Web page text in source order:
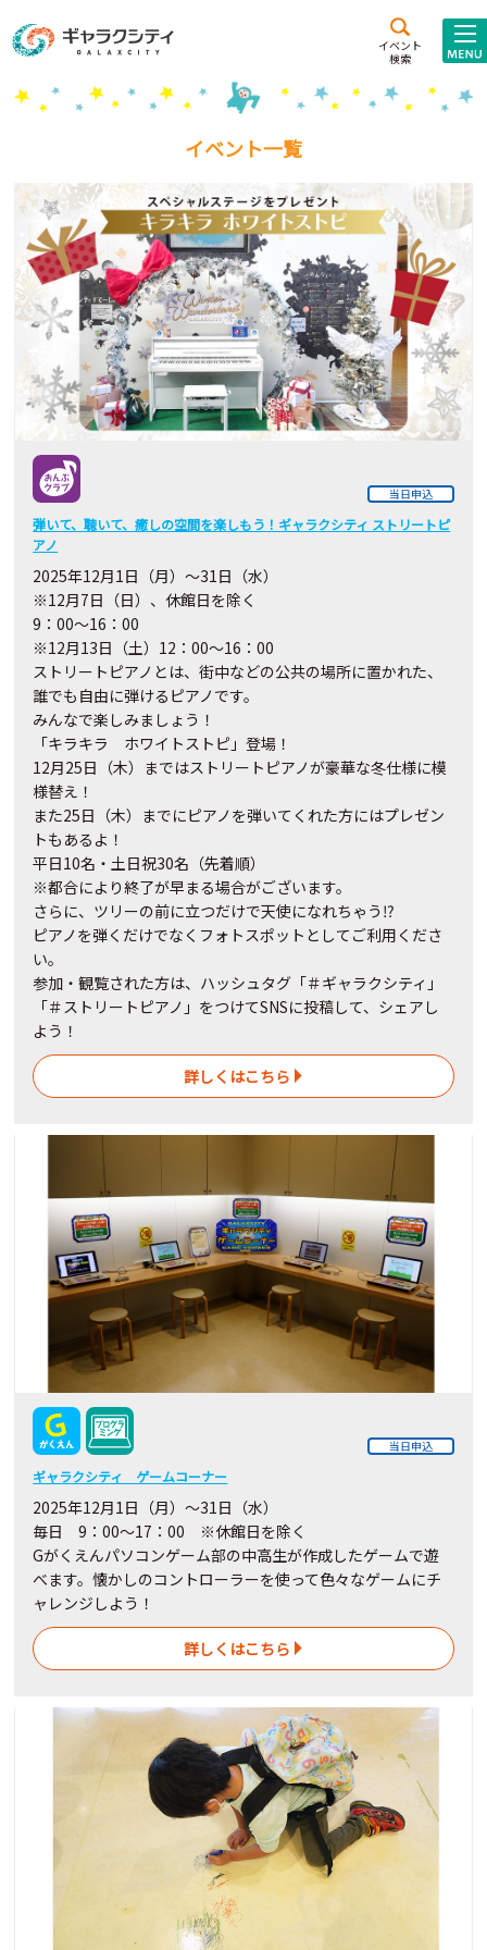
イベント
検索
施設案内
こども
西新井
施設･
施設貸出･団体利用
こどもみーてぃんぐ
Gがくえん
ブランドからのお知らせ
いっしょに創る
イベントレポート
イベント一覧
当日申込
弾いて、聴いて、癒しの空間を楽しもう！ギャラクシティ ストリートピ
アノ
2025年12月1日（月）～31日（水）
※12月7日（日）、休館日を除く
9：00～16：00
※12月13日（土）12：00～16：00
ストリートピアノとは、街中などの公共の場所に置かれた、
誰でも自由に弾けるピアノです。
みんなで楽しみましょう！
「キラキラ ホワイトストピ」登場！
12月25日（木）まではストリートピアノが豪華な冬仕様に模
様替え！
また25日（木）までにピアノを弾いてくれた方にはプレゼン
トもあるよ！
平日10名・土日祝30名（先着順）
※都合により終了が早まる場合がございます。
さらに、ツリーの前に立つだけで天使になれちゃう⁉
ピアノを弾くだけでなくフォトスポットとしてご利用くださ
い。
参加・観覧された方は、ハッシュタグ「＃ギャラクシティ」
「＃ストリートピアノ」をつけてSNSに投稿して、シェアし
よう！
詳しくはこちら
当日申込
ギャラクシティ ゲームコーナー
2025年12月1日（月）～31日（水）
毎日 9：00～17：00 ※休館日を除く
Gがくえんパソコンゲーム部の中高生が作成したゲームで遊
べます。懐かしのコントローラーを使って色々なゲームにチ
ャレンジしよう！
詳しくはこちら